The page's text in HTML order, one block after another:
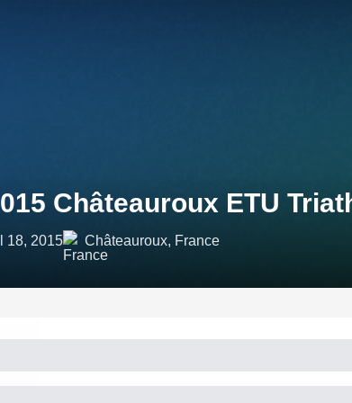
Châteauroux ETU
18, 2015 Châteauroux, France